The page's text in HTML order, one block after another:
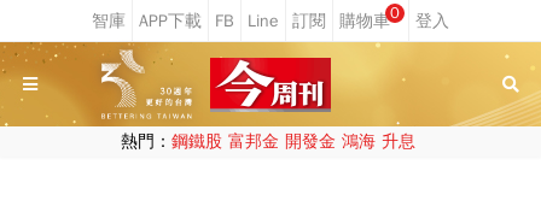
0
熱門： 鋼鐵股 富邦金 開發金 鴻海 升息